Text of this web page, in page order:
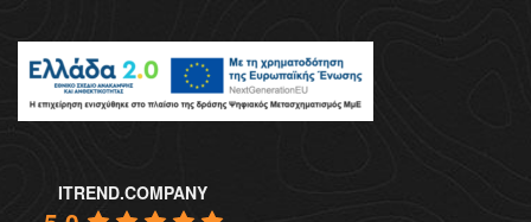
ITREND.COMPANY